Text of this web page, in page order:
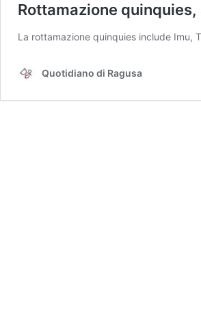
Rottamazione
La rottamazione quinquies include Imu,
Quotidiano di Ragusa